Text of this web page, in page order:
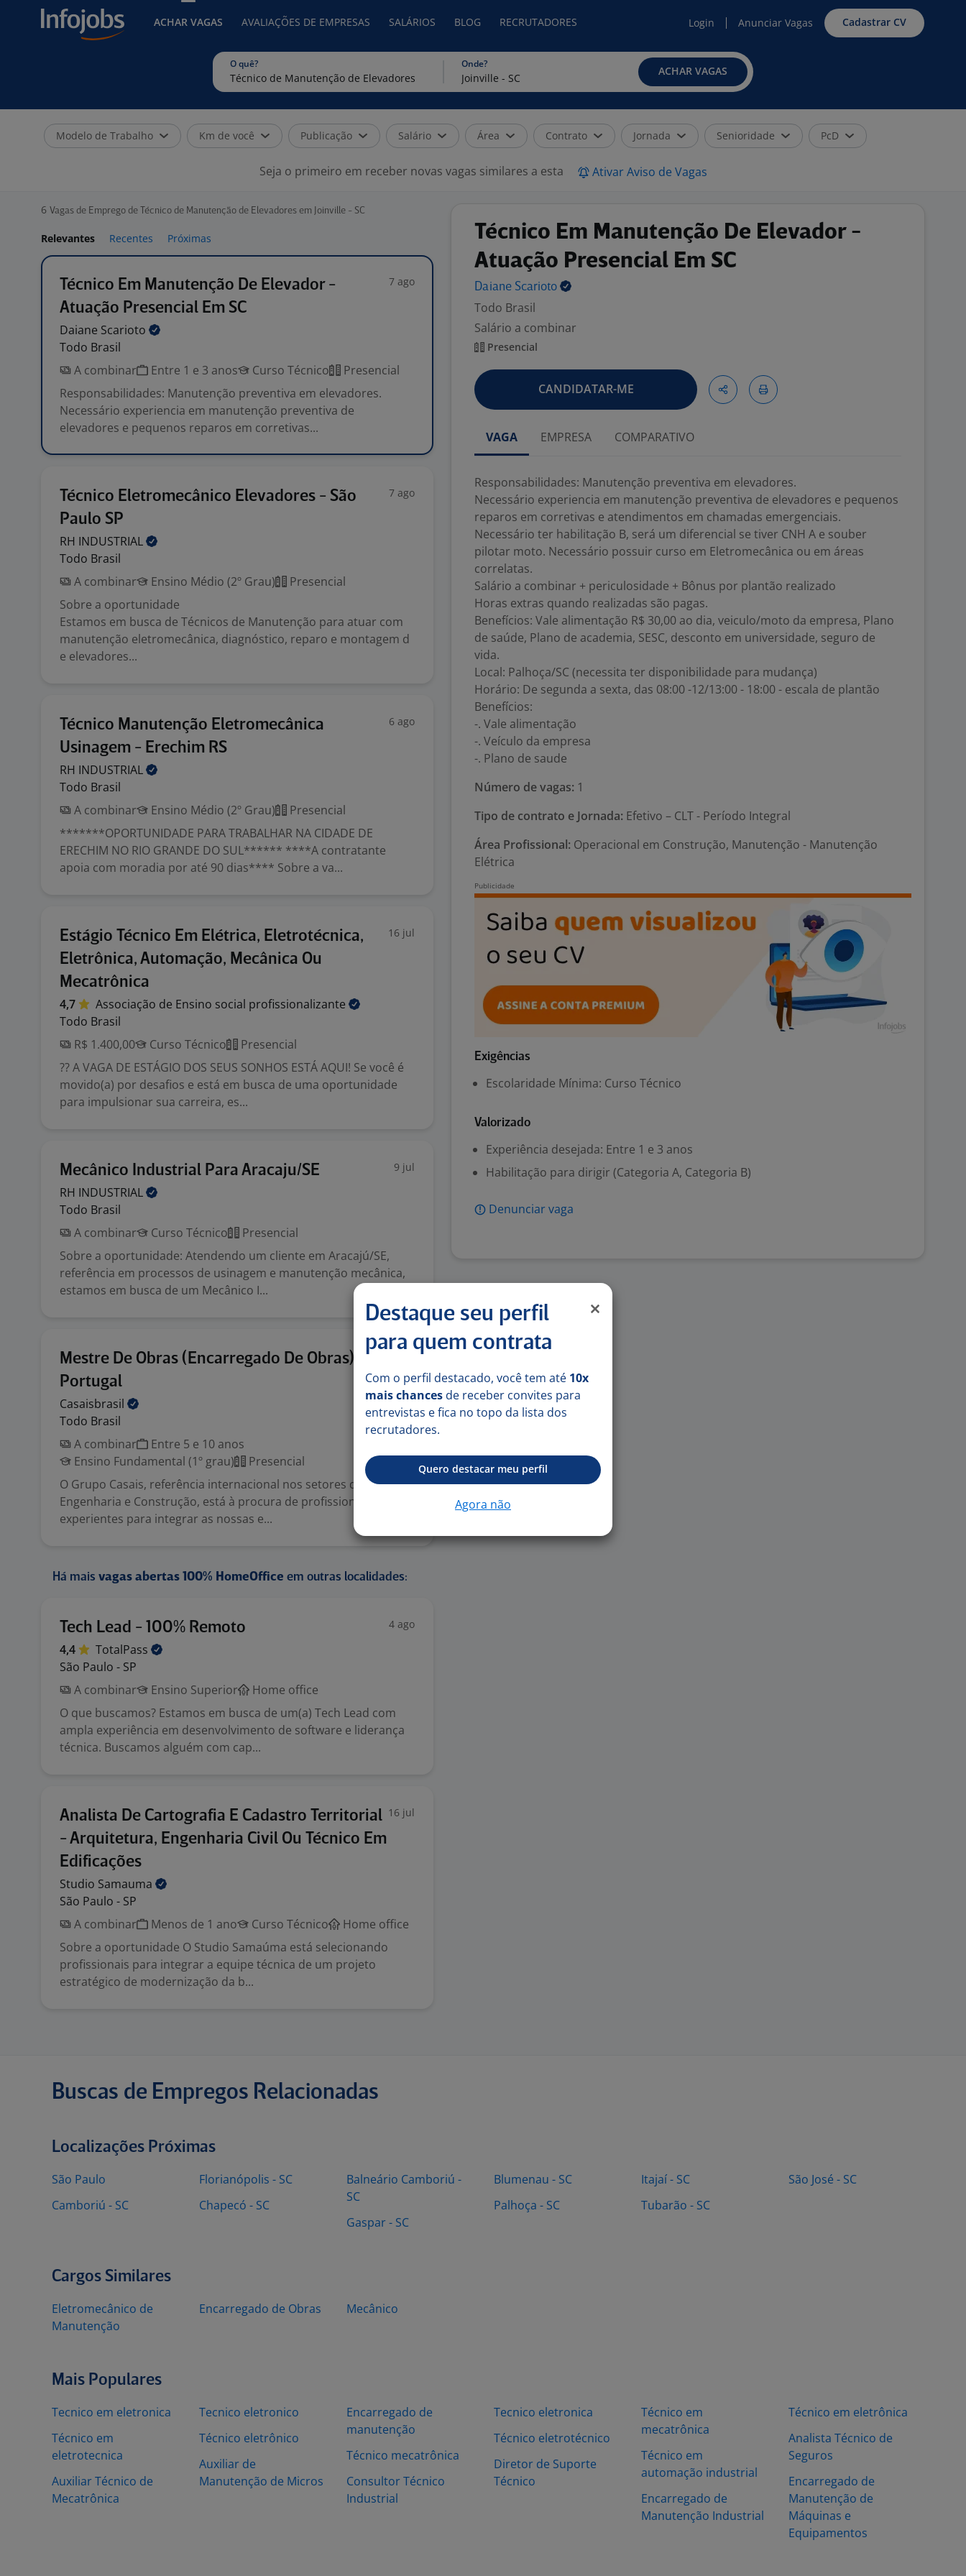
ACHAR VAGAS AVALIAÇÕES DE EMPRESAS SALÁRIOS BLOG RECRUTADORES Login Anunciar Vagas Cadastrar CV
O quê? Onde?
ACHAR VAGAS
Modelo de Trabalho Km de você Publicação Salário Área Contrato Jornada Senioridade PcD
Seja o primeiro em receber novas vagas similares a esta Ativar Aviso de Vagas
6 Vagas de Emprego de Técnico de Manutenção de Elevadores em Joinville - SC
Relevantes Recentes Próximas
Técnico Em Manutenção De Elevador -
Atuação Presencial Em SC
7 ago
Daiane Scarioto
Todo Brasil
A combinar
Entre 1 e 3 anos Curso Técnico
Presencial
Responsabilidades: Manutenção preventiva em elevadores.
Necessário experiencia em manutenção preventiva de
elevadores e pequenos reparos em corretivas...
Técnico Eletromecânico Elevadores - São
Paulo SP
7 ago
RH INDUSTRIAL
Todo Brasil
A combinar
Ensino Médio (2º Grau)
Presencial
Sobre a oportunidade
Estamos em busca de Técnicos de Manutenção para atuar com
manutenção eletromecânica, diagnóstico, reparo e montagem d
e elevadores...
Técnico Manutenção Eletromecânica
Usinagem - Erechim RS
6 ago
RH INDUSTRIAL
Todo Brasil
A combinar
Ensino Médio (2º Grau)
Presencial
*******OPORTUNIDADE PARA TRABALHAR NA CIDADE DE
ERECHIM NO RIO GRANDE DO SUL****** ****A contratante
apoia com moradia por até 90 dias**** Sobre a va...
Estágio Técnico Em Elétrica, Eletrotécnica,
Eletrônica, Automação, Mecânica Ou
Mecatrônica
16 jul
4,7 Associação de Ensino social profissionalizante
Todo Brasil
R$ 1.400,00
Curso Técnico
Presencial
?? A VAGA DE ESTÁGIO DOS SEUS SONHOS ESTÁ AQUI! Se você é
movido(a) por desafios e está em busca de uma oportunidade
para impulsionar sua carreira, es...
Mecânico Industrial Para Aracaju/SE 9 jul
RH INDUSTRIAL
Todo Brasil
A combinar
Curso Técnico
Presencial
Sobre a oportunidade: Atendendo um cliente em Aracajú/SE,
referência em processos de usinagem e manutenção mecânica,
estamos em busca de um Mecânico I...
Mestre De Obras (Encarregado De Obras) |
Portugal
Casaisbrasil
Todo Brasil
A combinar
Entre 5 e 10 anos
Ensino Fundamental (1º grau)
Presencial
O Grupo Casais, referência internacional nos setores da
Engenharia e Construção, está à procura de profissionais
experientes para integrar as nossas e...
Há mais vagas abertas 100% HomeOffice em outras localidades:
Tech Lead - 100% Remoto 4 ago
4,4
TotalPass
São Paulo - SP
A combinar
Ensino Superior
Home office
O que buscamos? Estamos em busca de um(a) Tech Lead com
ampla experiência em desenvolvimento de software e liderança
técnica. Buscamos alguém com cap...
Analista De Cartografia E Cadastro Territorial
- Arquitetura, Engenharia Civil Ou Técnico Em
Edificações
16 jul
Studio Samauma
São Paulo - SP
A combinar
Menos de 1 ano Curso Técnico
Home office
Sobre a oportunidade O Studio Samaúma está selecionando
profissionais para integrar a equipe técnica de um projeto
estratégico de modernização da b...
Técnico Em Manutenção De Elevador -
Atuação Presencial Em SC
Daiane Scarioto
Todo Brasil
Salário a combinar
Presencial
CANDIDATAR-ME
VAGA EMPRESA COMPARATIVO
Responsabilidades: Manutenção preventiva em elevadores.
Necessário experiencia em manutenção preventiva de elevadores e pequenos
reparos em corretivas e atendimentos em chamadas emergenciais.
Necessário ter habilitação B, será um diferencial se tiver CNH A e souber
pilotar moto. Necessário possuir curso em Eletromecânica ou em áreas
correlatas.
Salário a combinar + periculosidade + Bônus por plantão realizado
Horas extras quando realizadas são pagas.
Benefícios: Vale alimentação R$ 30,00 ao dia, veiculo/moto da empresa, Plano
de saúde, Plano de academia, SESC, desconto em universidade, seguro de
vida.
Local: Palhoça/SC (necessita ter disponibilidade para mudança)
Horário: De segunda a sexta, das 08:00 -12/13:00 - 18:00 - escala de plantão
Benefícios:
-. Vale alimentação
-. Veículo da empresa
-. Plano de saude
Número de vagas: 1
Tipo de contrato e Jornada: Efetivo – CLT - Período Integral
Área Profissional: Operacional em Construção, Manutenção - Manutenção
Elétrica
Exigências
Escolaridade Mínima: Curso Técnico
Valorizado
Experiência desejada: Entre 1 e 3 anos
Habilitação para dirigir (Categoria A, Categoria B)
Denunciar vaga
Buscas de Empregos Relacionadas
Localizações Próximas
São Paulo
Camboriú - SC
Florianópolis - SC
Chapecó - SC
Balneário Camboriú -
SC
Gaspar - SC
Blumenau - SC
Palhoça - SC
Itajaí - SC
Tubarão - SC
São José - SC
Cargos Similares
Eletromecânico de
Manutenção
Encarregado de Obras Mecânico
Mais Populares
Tecnico em eletronica
Técnico em
eletrotecnica
Auxiliar Técnico de
Mecatrônica
Tecnico eletronico
Técnico eletrônico
Auxiliar de
Manutenção de Micros
Encarregado de
manutenção
Técnico mecatrônica
Consultor Técnico
Industrial
Tecnico eletronica
Técnico eletrotécnico
Diretor de Suporte
Técnico
Técnico em
mecatrônica
Técnico em
automação industrial
Encarregado de
Manutenção Industrial
Técnico em eletrônica
Analista Técnico de
Seguros
Encarregado de
Manutenção de
Máquinas e
Equipamentos
Destaque seu perfil
para quem contrata
Com o perfil destacado, você tem até 10x
mais chances de receber convites para
entrevistas e fica no topo da lista dos
recrutadores.
Quero destacar meu perfil
Agora não